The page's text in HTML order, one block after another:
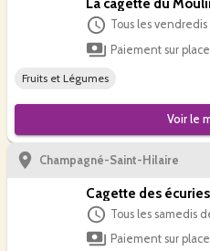
Tous les
Paiement sur place
Fruits et Légumes
Voir le
Champagné-Saint-Hilaire
Cagette des
Tous les samedis
Paiement sur place